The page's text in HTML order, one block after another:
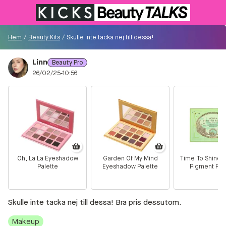
Till KICKS.se
Besökare
Logga in/Registrera
Sök i communityt...
Är du ny på Communityt?
Hem / Beauty Kits / Skulle inte tacka nej till dessa! Bra pris dessutom.
Linn Beauty Pro
26/02/25-10:56
Oh, La La Eyeshadow
Palette
Garden Of My Mind
Eyeshadow Palette
Time To Shine
Pigment
Skulle inte tacka nej till dessa! Bra pris dessutom.
Makeup